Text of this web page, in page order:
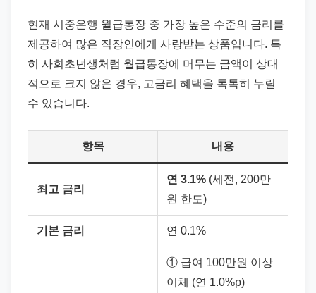
현재 시중은행 월급통장 중 가장 높은 수준의 금리를
제공하여 많은 직장인에게 사랑받는 상품입니다. 특
히 사회초년생처럼 월급통장에 머무는 금액이 상대
적으로 크지 않은 경우, 고금리 혜택을 톡톡히 누릴
수 있습니다.
항목 내용
최고 금리
연 3.1% (세전, 200만
원 한도)
기본 금리 연 0.1%
① 급여 100만원 이상
이체 (연 1.0%p)